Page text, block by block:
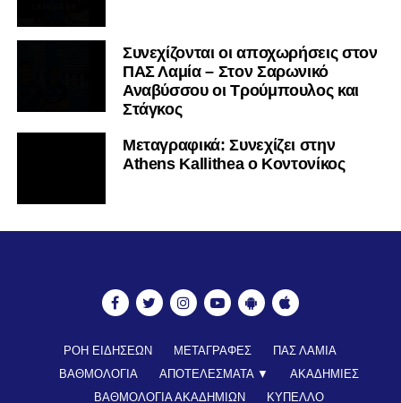
Συνεχίζονται οι αποχωρήσεις στον
ΠΑΣ Λαμία – Στον Σαρωνικό
Αναβύσσου οι Τρούμπουλος και
Στάγκος
Mεταγραφικά: Συνεχίζει στην
Athens Kallithea ο Κοντονίκος
ΡΟΗ ΕΙΔΗΣΕΩΝ ΜΕΤΑΓΡΑΦΕΣ
ΠΑΣ ΛΑΜΙΑ